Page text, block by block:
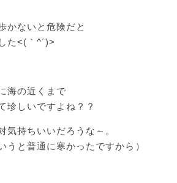
かないと危険だと
た<(｀^´)>
海の近くまで
珍しいですよね？？
気持ちいいだろうな～。
うと普通に寒かったですから）